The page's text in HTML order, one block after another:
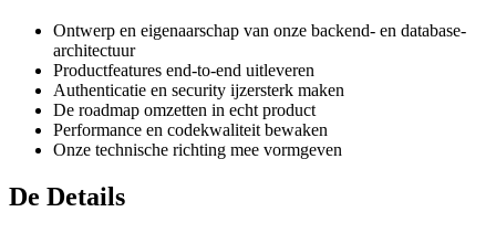
Ontwerp en eigenaarschap van onze backend- en database-
architectuur
Productfeatures end-to-end uitleveren
Authenticatie en security ijzersterk maken
De roadmap omzetten in echt product
Performance en codekwaliteit bewaken
Onze technische richting mee vormgeven
De Details